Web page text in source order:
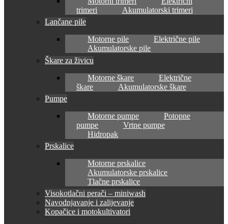
trimeri
Akumulatorski trimeri
Lančane pile
Motorne pile
Električne pile
Akumulatorske pile
Škare za živicu
Motorne škare
Električne
škare
Akumulatorske škare
Pumpe
Motorne pumpe
Potopne
pumpe
Vrtne pumpe
Hidropak
Prskalice
Motorne prskalice
Akumulatorske prskalice
Tlačne prskalice
Visokotlačni perači – miniwash
Navodnjavanje i zalijevanje
Kopačice i motokultivatori